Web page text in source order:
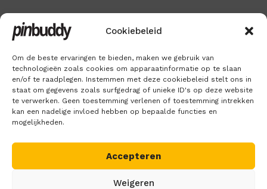
Cookiebeleid
Om de beste ervaringen te bieden, maken we gebruik van
technologieën zoals cookies om apparaatinformatie op te slaan
en/of te raadplegen. Instemmen met deze cookiebeleid stelt ons in
staat om gegevens zoals surfgedrag of unieke ID's op deze website
te verwerken. Geen toestemming verlenen of toestemming intrekken
kan een nadelige invloed hebben op bepaalde functies en
mogelijkheden.
Accepteren
Weigeren